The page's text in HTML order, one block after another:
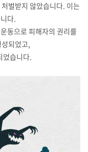
벌받지 않았습니다. 이는
다.
동으로 피해자의 권리를
되었고,
었습니다.